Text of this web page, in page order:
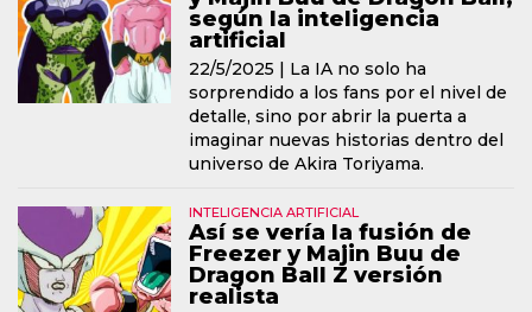
según la inteligencia
artificial
22/5/2025 | La IA no solo ha
sorprendido a los fans por el nivel de
detalle, sino por abrir la puerta a
imaginar nuevas historias dentro del
universo de Akira Toriyama.
INTELIGENCIA ARTIFICIAL
Así se vería la fusión de
Freezer y Majin Buu de
Dragon Ball Z versión
realista